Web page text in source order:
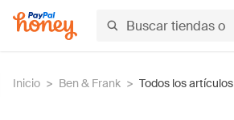
Inicio > Ben & Frank > Todos los artículos